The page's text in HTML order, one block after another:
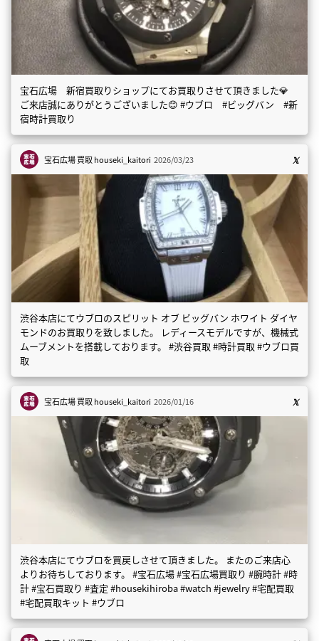
宝石広場 新宿買取りショップにてお買取りさせて頂きました💎
ご来店誠にありがとうございました😊 #ウブロ #ビッグバン #新
宿時計買取り
宝石広場 買取houseki_kaitori 2026/03/23
渋谷本店にてウブロのスピリット オブ ビッグバン ホワイト ダイヤ
モンドのお買取りを致しました。 レディースモデルですが、機械式
ムーブメントを搭載しております。 #渋谷買取 #時計買取 #ウブロ買
取
宝石広場 買取houseki_kaitori 2026/01/16
渋谷本店にてウブロを買戻しさせて頂きました。 またのご来店心
よりお待ちしております。 #宝石広場 #宝石広場買取り #腕時計 #時
計 #宝石買取り #査定 #housekihiroba #watch #jewelry #宅配買取
#宅配買取キット #ウブロ